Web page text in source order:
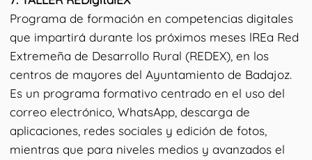
Programa de formación en competencias digitales
que impartirá durante los próximos meses lREa Red
Extremeña de Desarrollo Rural (REDEX), en los
centros de mayores del Ayuntamiento de Badajoz.
Es un programa formativo centrado en el uso del
correo electrónico, WhatsApp, descarga de
aplicaciones, redes sociales y edición de fotos,
mientras que para niveles medios y avanzados el